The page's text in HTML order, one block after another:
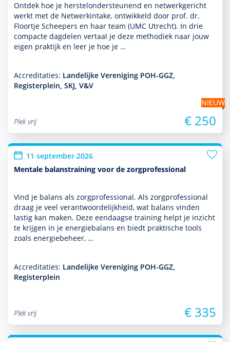
Ontdek hoe je herstelonder­steunend en netwerkgericht
werkt met de Netwerkintake, ontwik­keld door prof. dr.
Floortje Scheepers en haar team (UMC Utrecht). In drie
compacte dagdelen vertaal je deze metho­diek naar jouw
eigen prak­tijk en leer je hoe je …
Accreditaties: Landelijke Vereniging POH-GGZ,
Registerplein, SKJ, V&V
NIEUW
Plek vrij
€ 250
11 september 2026
Mentale balanstraining voor de zorgprofessional
Vind je balans als zorgprofessional. Als zorgprofessional
draag je veel verant­woordelijk­heid, wat balans vinden
lastig kan maken. Deze eendaagse training helpt je inzicht
te krijgen in je energiebalans en biedt prak­tische tools
zoals energiebeheer, …
Accreditaties: Landelijke Vereniging POH-GGZ,
Registerplein
Plek vrij € 335